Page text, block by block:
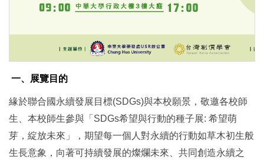
一、展覽目的
緣於聯合國永續發展目標(SDGs)與本校願景，敬邀各校師
生、本校師生參與「SDGs希望與行動的種子展: 希望萌
芽，綻放未來」，期望每一個人對永續的行動如草木初生般
生長意象，向著可持續發展的燦爛未來、共同創造永續之